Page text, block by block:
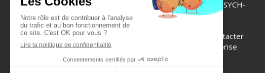
et à Venelles (Aix en Provence).
PSYCH-
K ®, Emotion Code®, Access
Bars®,EFT, L'être acoustique
Sophrologie... N'hésite pas à me contacter
pour tout renseignement ou toute prise
de rendez-vous.